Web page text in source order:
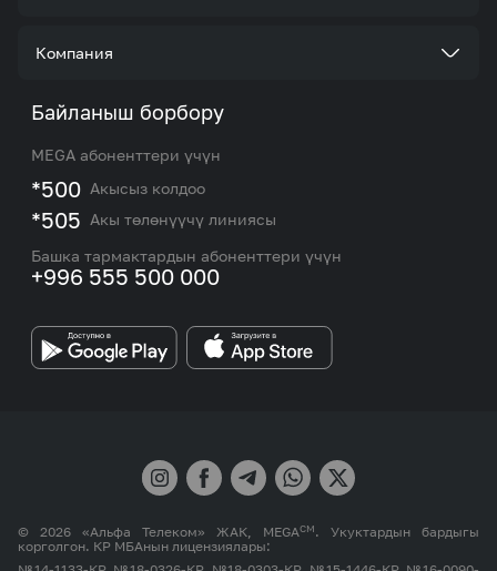
Роуминг жана эл аралык чалуулар
eSIM
Номерди тандоо
Корпоративдик кардар болуңуз
M2M
Корпоративдик жана VIP кардарлар менен иштөө
боюнча бөлүмдүн кызматкерлеринин байланыш
маалыматтары.
Компания
Биз жөнүндө
Жаңылыктар
Тармакты камтуу картасы жана тейлөө борборлору
MEGAда иште
MEGA бренди
Байланыш борбору
MEGA абоненттери үчүн
*500 Акысыз колдоо
*505 Акы төлөнүүчү линиясы
Башка тармактардын абоненттери үчүн
+996 555 500 000
© 2026 «Альфа Телеком» ЖАК, MEGAСМ. Укуктардын бардыгы
корголгон. КР МБАнын лицензиялары: